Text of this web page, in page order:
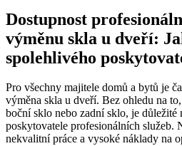
Dostupnost
výměnu‍ skla u dveří:
spolehlivého
Pro všechny majitele domů ​a bytů je
výměna skla u dveří. Bez ohledu na
boční sklo nebo zadní sklo, je
⁤poskytovatele ⁤profesionálních služeb.
nekvalitní práce a vysoké náklady na